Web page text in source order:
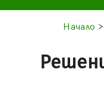
Начало